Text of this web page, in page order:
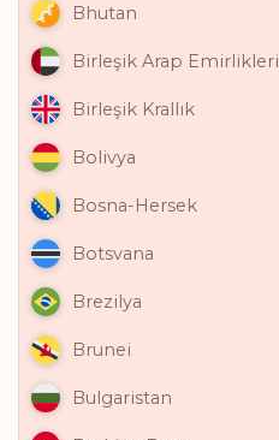
Bhutan
Birleşik Arap Emirlikleri
Birleşik Krallık
Bolivya
Bosna-Hersek
Botsvana
Brezilya
Brunei
Bulgaristan